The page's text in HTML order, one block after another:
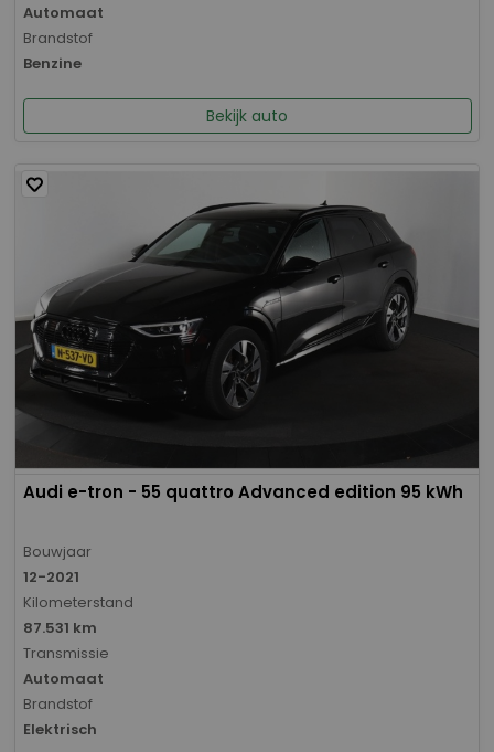
Automaat
Brandstof
Benzine
Bekijk auto
Audi e-tron - 55 quattro Advanced edition 95 kWh
Bouwjaar
12-2021
Kilometerstand
87.531 km
Transmissie
Automaat
Brandstof
Elektrisch